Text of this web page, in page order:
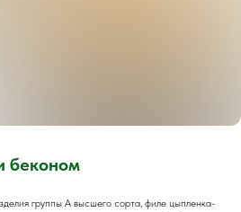
беконом
группы А высшего сорта, филе цыпленка-